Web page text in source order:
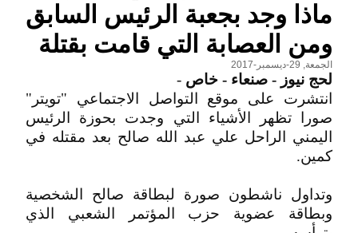
ماذا وجد بجعبة الرئيس السابق
ومن العصابة التي قامت بقتلة
الجمعة, 29-ديسمبر-2017
لحج نيوز - صنعاء - خاص -
انتشرت على موقع التواصل الاجتماعي "تويتر"
صورا تظهر الأشياء التي وجدت بحوزة الرئيس
اليمني الراحل علي عبد الله صالح بعد مقتله في
كمين.
وتداول ناشطون صورة لبطاقة صالح الشخصية
وبطاقة عضوية حزب المؤتمر الشعبي الذي